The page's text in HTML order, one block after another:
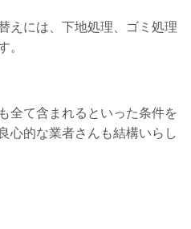
えには、下地処理、ゴミ処理
。
全て含まれるといった条件を
心的な業者さんも結構いらし